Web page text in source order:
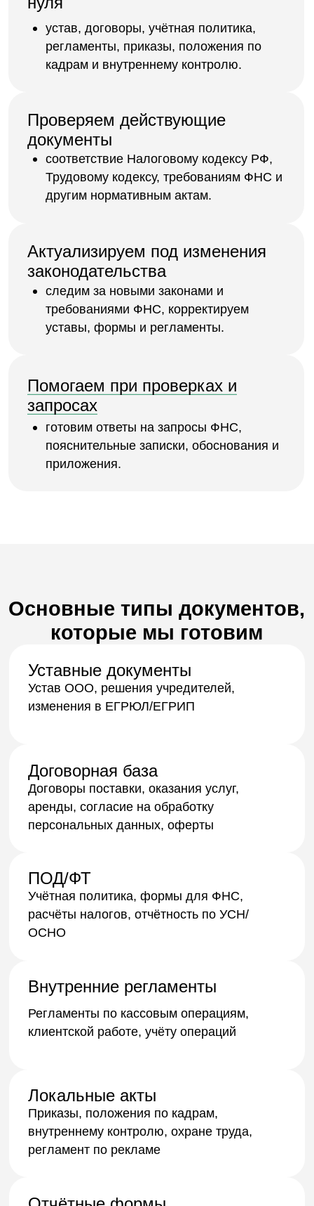
уставы, формы и регламенты.
Помогаем при проверках и
запросах
Уставные документы
Устав ООО, решения учредителей,
изменения в ЕГРЮЛ/ЕГРИП
персональных данных, оферты
ПОД/ФТ
расчёты налогов, отчётность по УСН/
ОСНО
Приказы, положения по кадрам,
внутреннему контролю, охране труда,
регламент по рекламе
Отчётные формы
Декларации, пояснительные записки,
Как получить документы ?
Оставьтезаявку на сайте
по телефону
2
документы (если есть)
3
4
Получите комплект документов